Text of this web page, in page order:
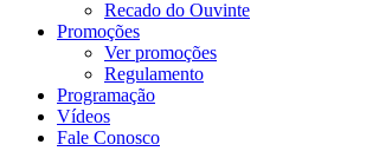
Recado do Ouvinte
Promoções
Ver promoções
Regulamento
Programação
Vídeos
Fale Conosco